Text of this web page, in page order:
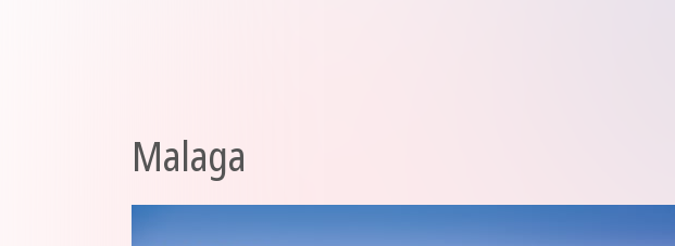
Malaga